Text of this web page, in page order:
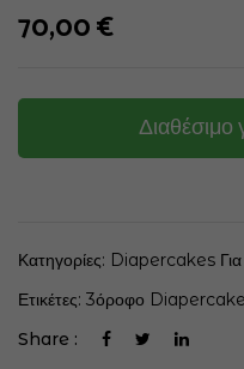
70,00€
Διαθέσιμο
Κατηγορίες: Diapercakes Για
Ετικέτες: 3όροφο Diapercake
Share :